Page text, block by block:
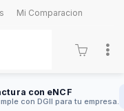
Mi Comparacion
con eNCF
con DGII para tu empresa.